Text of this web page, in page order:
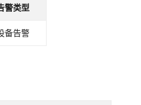
警类型
备告警